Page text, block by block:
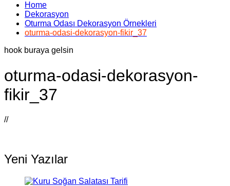
Home
Dekorasyon
Oturma Odası Dekorasyon Örnekleri
oturma-odasi-dekorasyon-fikir_37
hook buraya gelsin
oturma-odasi-dekorasyon-
fikir_37
//
Yeni Yazılar